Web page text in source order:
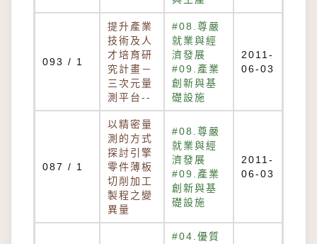
093 / 1
提升產業
技術及人
才培育研
究計畫－
三次元量
測平台--
#08.尊嚴
就業與經
濟發展
#09.產業
創新與基
礎設施
2011-
06-03
087 / 1
以精密量
測的方式
探討引擎
零件薄板
切削加工
製程之變
異量
#08.尊嚴
就業與經
濟發展
#09.產業
創新與基
礎設施
2011-
06-03
#04.優質